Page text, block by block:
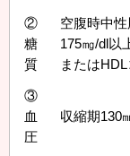
②
糖
質
空腹時中
175㎎/dl以
または
③
血
圧
収縮期130